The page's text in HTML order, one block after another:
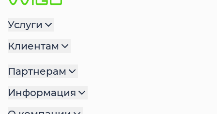
Услуги
Клиентам
Партнерам
Информация